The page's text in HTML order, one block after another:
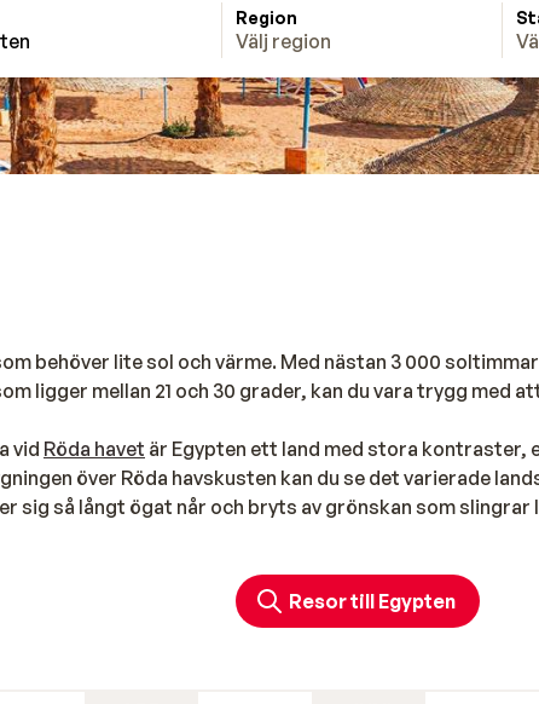
Region
Välj region
behöver lite sol och värme. Med nästan 3 000
ligger mellan 21 och 30 grader, kan du vara trygg med
vid Röda havet är Egypten ett land med stora kontraster,
över Röda havskusten kan du se det varierade
sig så långt ögat når och bryts av grönskan som slingrar
i fina semesteroaser mellan karga öknar och det
på avslappning och härliga dagar på stranden.
Resor till Egypten